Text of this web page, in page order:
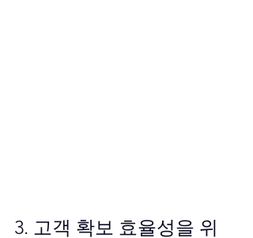
3. 고객 확보 효율성을 위